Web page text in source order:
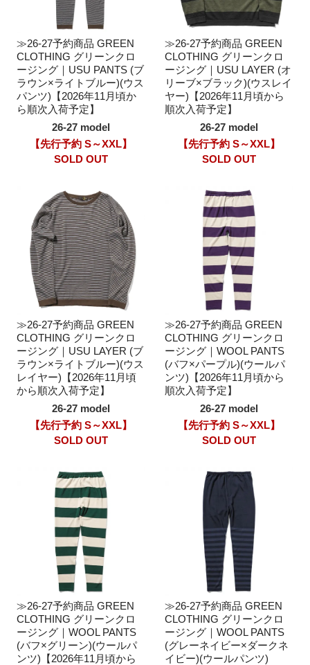
≫26-27予約商品 GREEN
CLOTHING グリーンクロ
ージング｜USU PANTS (ブ
ラウン×ライトブルー)(ウス
パンツ)【2026年11月頃か
ら順次入荷予定】
26-27 model
【先行予約 S～XXL】
SOLD OUT
≫26-27予約商品 GREEN
CLOTHING グリーンクロ
ージング｜USU LAYER (オ
リーブ×ブラック)(ウスレイ
ヤー)【2026年11月頃から
順次入荷予定】
26-27 model
【先行予約 S～XXL】
SOLD OUT
≫26-27予約商品 GREEN
CLOTHING グリーンクロ
ージング｜USU LAYER (ブ
ラウン×ライトブルー)(ウス
レイヤー)【2026年11月頃
から順次入荷予定】
26-27 model
【先行予約 S～XXL】
SOLD OUT
≫26-27予約商品 GREEN
CLOTHING グリーンクロ
ージング｜WOOL PANTS
(バフ×パープル)(ウールパ
ンツ)【2026年11月頃から
順次入荷予定】
26-27 model
【先行予約 S～XXL】
SOLD OUT
≫26-27予約商品 GREEN
CLOTHING グリーンクロ
ージング｜WOOL PANTS
(バフ×グリーン)(ウールパ
ンツ)【2026年11月頃から
≫26-27予約商品 GREEN
CLOTHING グリーンクロ
ージング｜WOOL PANTS
(グレーネイビー×ダークネ
イビー)(ウールパンツ)